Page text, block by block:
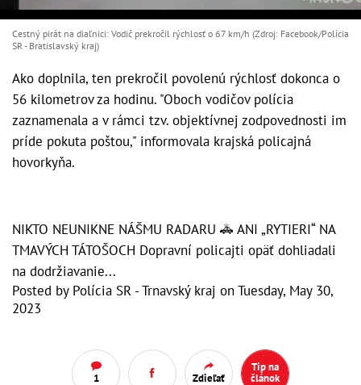
Cestný pirát na diaľnici: Vodič prekročil rýchlosť o 67 km/h (Zdroj: Facebook/Polícia
SR - Bratislavský kraj)
Ako doplnila, ten prekročil povolenú rýchlosť dokonca o
56 kilometrov za hodinu. "Oboch vodičov polícia
zaznamenala a v rámci tzv. objektívnej zodpovednosti im
príde pokuta poštou," informovala krajská policajná
hovorkyňa.
NIKTO NEUNIKNE NÁŠMU RADARU 🚓 ANI „RYTIERI“ NA
TMAVÝCH TÁTOŠOCH Dopravní policajti opäť dohliadali
na dodržiavanie...
Posted by Polícia SR - Trnavský kraj onTuesday, May 30,
2023
1 Zdieľať
Tip na
článok